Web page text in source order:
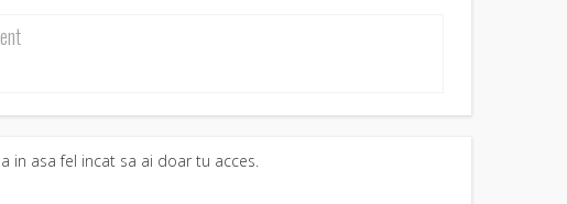
in asa fel incat sa ai doar tu acces.